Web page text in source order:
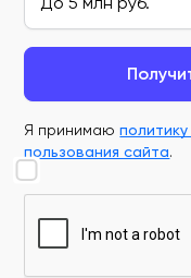
Я принимаю
пользования сайта.